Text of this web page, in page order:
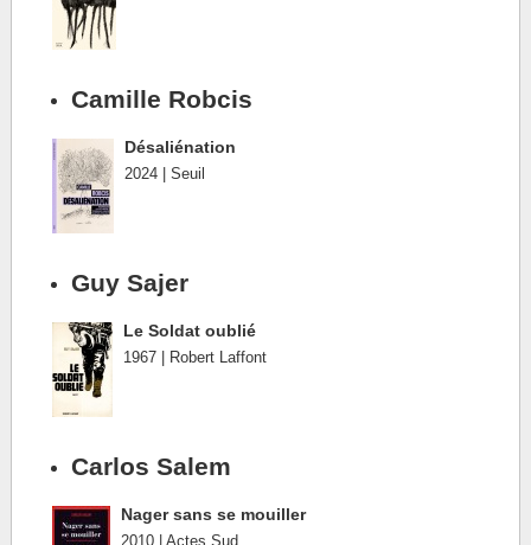
Camille Robcis
Désaliénation
2024 | Seuil
Guy Sajer
Le Soldat oublié
1967 | Robert Laffont
Carlos Salem
Nager sans se mouiller
2010 | Actes Sud